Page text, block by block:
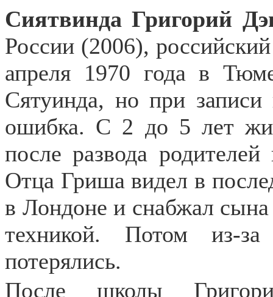
Сиятвинда Григорий
России (2006),
апреля 1970 года в
Сятуинда, но при
ошибка. С 2 до 5 лет
после развода
Отца Гриша видел в
в Лондоне и снабжал
техникой. Потом из-
потерялись.
После школы